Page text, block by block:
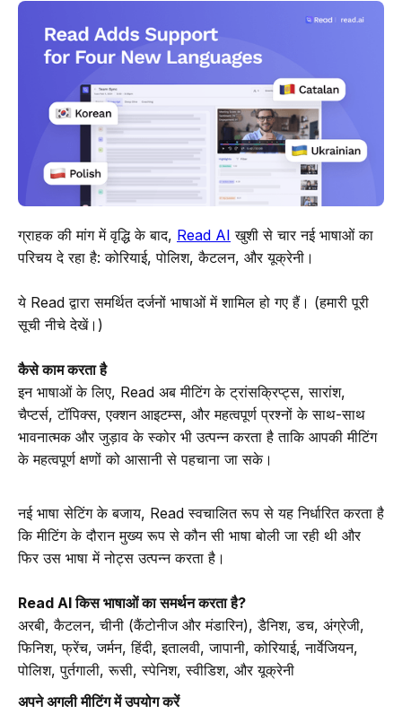
ग्राहक की मांग में वृद्धि के बाद, Read AI खुशी से चार नई भाषाओं का
परिचय दे रहा है: कोरियाई, पोलिश, कैटलन, और यूक्रेनी।
ये Read द्वारा समर्थित दर्जनों भाषाओं में शामिल हो गए हैं। (हमारी पूरी
सूची नीचे देखें।)
कैसे काम करता है
इन भाषाओं के लिए, Read अब मीटिंग के ट्रांसक्रिप्ट्स, सारांश,
चैप्टर्स, टॉपिक्स, एक्शन आइटम्स, और महत्वपूर्ण प्रश्नों के साथ-साथ
भावनात्मक और जुड़ाव के स्कोर भी उत्पन्न करता है ताकि आपकी मीटिंग
के महत्वपूर्ण क्षणों को आसानी से पहचाना जा सके।
नई भाषा सेटिंग के बजाय, Read स्वचालित रूप से यह निर्धारित करता है
कि मीटिंग के दौरान मुख्य रूप से कौन सी भाषा बोली जा रही थी और
फिर उस भाषा में नोट्स उत्पन्न करता है।
Read AI किस भाषाओं का समर्थन करता है?
अरबी, कैटलन, चीनी (कैंटोनीज और मंडारिन), डैनिश, डच, अंग्रेजी,
फिनिश, फ्रेंच, जर्मन, हिंदी, इतालवी, जापानी, कोरियाई, नार्वेजियन,
पोलिश, पुर्तगाली, रूसी, स्पेनिश, स्वीडिश, और यूक्रेनी
अपने अगली मीटिंग में उपयोग करें